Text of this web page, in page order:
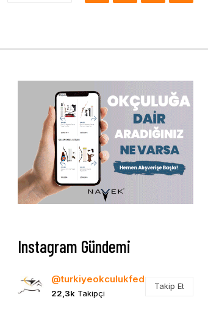
Instagram Gündemi
@turkiyeokculukfed
22,3k Takipçi
Takip Et